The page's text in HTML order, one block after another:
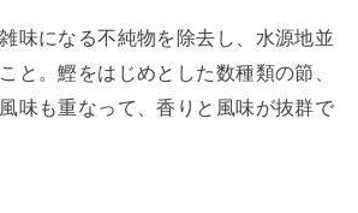
味になる不純物を除去し、水源地並
と。鰹をはじめとした数種類の節、
味も重なって、香りと風味が抜群で